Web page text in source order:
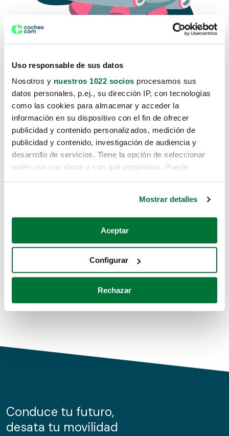
Uso responsable de sus datos
Nosotros y nuestros 1022 socios procesamos sus
datos personales, p.ej., su dirección IP, con tecnologías
como las cookies para almacenar y acceder la
información en su dispositivo con el fin de ofrecer
publicidad y contenido personalizados, medición de
publicidad y contenido, investigación de audiencia y
desarrollo de servicios. Tiene la opción de seleccionar
quién usa sus datos y con qué propósitos. Puede
Si lo permite, también quisiéramos:
Recopilar información sobre su ubicación geográfica
Identificar su dispositivo analizándolo activamente
para buscar características específicas (huellas
Obtenga más información sobre cómo se procesan sus
de cookies.
información sobre el uso que haga del sitio web con
nuestros partners de redes sociales, publicidad y análisis
Mostrar detalles
Aceptar
Configurar
Rechazar
Lo sentimos, no sabemos como
te hemos traido hasta aquí.
Pero puedes encontrar el coche que estás
buscando en alguno de estos enlaces:
Coches de segunda mano
Coches de km0
Conduce tu futuro,
desata tu movilidad